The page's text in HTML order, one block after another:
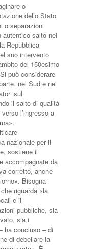
o
dello Stato
o separazioni
salto nel
Repubblica
suo intervento
del 150esimo
può considerare
nel Sud e nel
sul
il salto di qualità
l’ingresso a
nazionale per il
sostiene il
accompagnate da
corretto, anche
Bisogna
riguarda «la
e il
pubbliche, sia
sia i
ha concluso – di
di debellare la